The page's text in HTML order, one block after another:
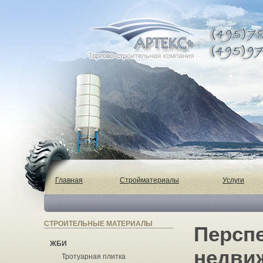
Главная Стройматериалы Услуги
СТРОИТЕЛЬНЫЕ МАТЕРИАЛЫ
ЖБИ
Тротуарная плитка